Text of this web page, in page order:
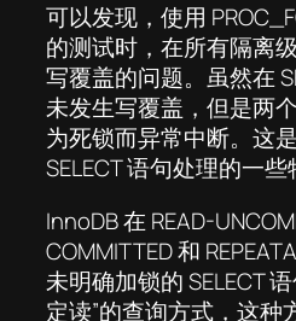
可以发现，使用
的测试时，在所有隔离
写覆盖的问题。虽然在
未发生写覆盖，但是两
为死锁而异常中断。这
SELECT 语句处理的一些
InnoDB 在 READ-
COMMITTED 和
未明确加锁的 SELECT
定读”的查询方式，这种